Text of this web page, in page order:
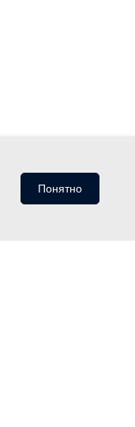
Понятно